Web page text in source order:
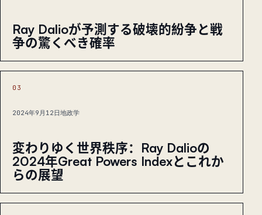
Ray Dalioが予測する破壊的紛争と戦
争の驚くべき確率
03
2024年9月12日地政学
変わりゆく世界秩序：Ray Dalioの
2024年Great Powers Indexとこれか
らの展望